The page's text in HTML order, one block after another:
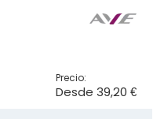
Precio:
Desde 39,20 €